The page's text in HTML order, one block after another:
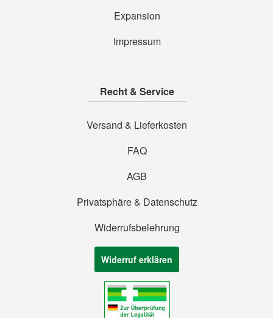
Expansion
Impressum
Recht & Service
Versand & Lieferkosten
FAQ
AGB
Privatsphäre & Datenschutz
Widerrufsbelehrung
Widerruf erklären